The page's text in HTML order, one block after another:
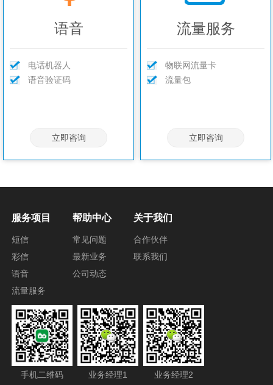
语音
电话机器人
语音验证码
立即咨询
流量服务
物联网流量卡
流量包
立即咨询
服务项目
短信
彩信
语音
流量服务
帮助中心
常见问题
最新业务
公司动态
关于我们
合作伙伴
联系我们
手机二维码 业务经理1 业务经理2